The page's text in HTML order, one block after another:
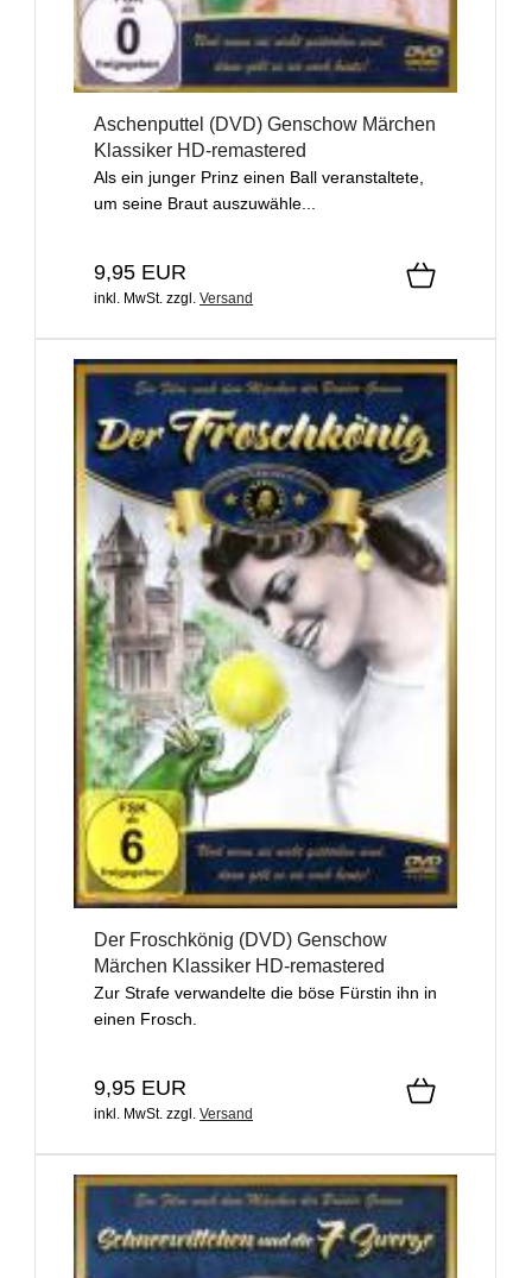
Aschenputtel (DVD) Genschow Märchen
Klassiker HD-remastered
Als ein junger Prinz einen Ball veranstaltete,
um seine Braut auszuwähle...
9,95 EUR
inkl. MwSt. zzgl. Versand
Der Froschkönig (DVD) Genschow
Märchen Klassiker HD-remastered
Zur Strafe verwandelte die böse Fürstin ihn in
einen Frosch.
9,95 EUR
inkl. MwSt. zzgl. Versand